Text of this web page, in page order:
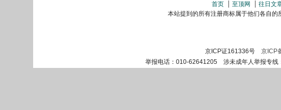
首页 至顶网 往日文
本站提到的所有注册商标属于他们各自
京ICP证161336号 京ICP
举报电话：010-62641205 涉未成年人举报专线